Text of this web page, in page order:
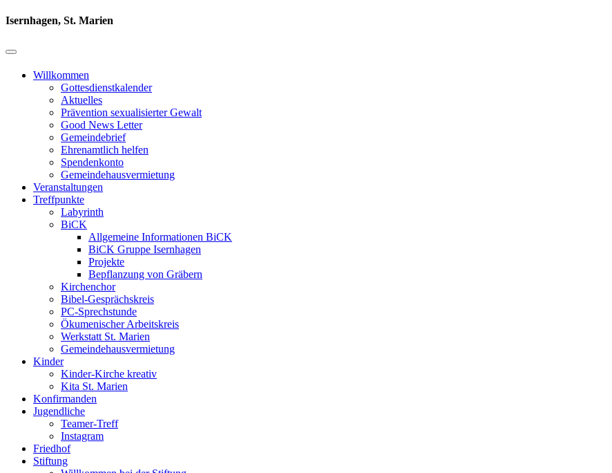
Isernhagen, St. Marien
Willkommen
Gottesdienstkalender
Aktuelles
Prävention sexualisierter Gewalt
Good News Letter
Gemeindebrief
Ehrenamtlich helfen
Spendenkonto
Gemeindehausvermietung
Veranstaltungen
Treffpunkte
Labyrinth
BiCK
Allgemeine Informationen BiCK
BiCK Gruppe Isernhagen
Projekte
Bepflanzung von Gräbern
Kirchenchor
Bibel-Gesprächskreis
PC-Sprechstunde
Ökumenischer Arbeitskreis
Werkstatt St. Marien
Gemeindehausvermietung
Kinder
Kinder-Kirche kreativ
Kita St. Marien
Konfirmanden
Jugendliche
Teamer-Treff
Instagram
Friedhof
Stiftung